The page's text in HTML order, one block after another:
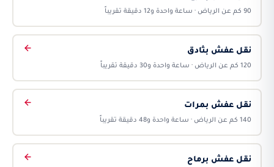
90 كم عن الرياض · ساعة واحدة و12 دقيقة تقريباً
نقل عفش بثادق
120 كم عن الرياض · ساعة واحدة و30 دقيقة تقريباً
نقل عفش بمرات
140 كم عن الرياض · ساعة واحدة و48 دقيقة تقريباً
نقل عفش برماح